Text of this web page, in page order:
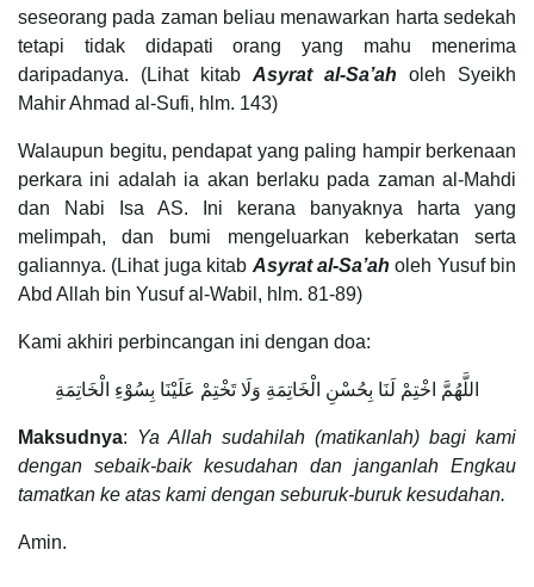
seseorang pada zaman beliau menawarkan harta sedekah
tetapi tidak didapati orang yang mahu menerima
daripadanya. (Lihat kitab Asyrat al-Sa’ah oleh Syeikh
Mahir Ahmad al-Sufi, hlm. 143)
Walaupun begitu, pendapat yang paling hampir berkenaan
perkara ini adalah ia akan berlaku pada zaman al-Mahdi
dan Nabi Isa AS. Ini kerana banyaknya harta yang
melimpah, dan bumi mengeluarkan keberkatan serta
galiannya. (Lihat juga kitab Asyrat al-Sa’ah oleh Yusuf bin
Abd Allah bin Yusuf al-Wabil, hlm. 81-89)
Kami akhiri perbincangan ini dengan doa:
اللَّهُمَّ اخْتِمْ لَنَا بِحُسْنِ الْخَاتِمَةِ وَلَا تَخْتِمْ عَلَيْنَا بِسُوْءِ الْخَاتِمَةِ
Maksudnya: Ya Allah sudahilah (matikanlah) bagi kami
dengan sebaik-baik kesudahan dan janganlah Engkau
tamatkan ke atas kami dengan seburuk-buruk kesudahan.
Amin.